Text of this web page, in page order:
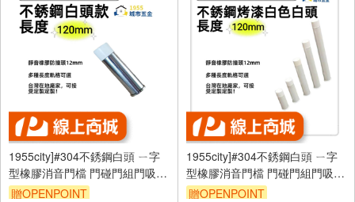
1955city]#304不銹鋼白頭 ㄧ字
型橡膠消音門檔 門碰門組門吸打
孔款1101-c [ 不銹鋼白頭
贈OPENPOINT
1955city]#304不銹鋼白頭 ㄧ字
型橡膠消音門檔 門碰門組門吸打
孔款1101-B 不銹鋼烤漆白+白頭
贈OPENPOINT